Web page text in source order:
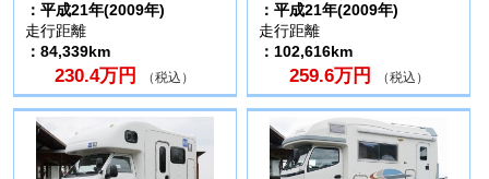
：平成21年(2009年)
走行距離
：84,339km
230.4万円 （税込）
：平成21年(2009年)
走行距離
：102,616km
259.6万円 （税込）